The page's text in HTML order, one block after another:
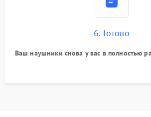
6. Готово
Ваш наушники снова у вас в полностью